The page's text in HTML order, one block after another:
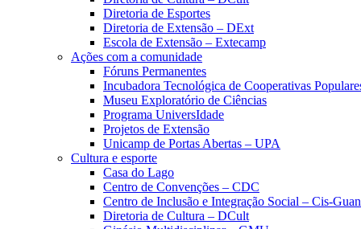
Diretoria de Esportes
Diretoria de Extensão – DExt
Escola de Extensão – Extecamp
Ações com a comunidade
Fóruns Permanentes
Incubadora Tecnológica de Cooperativas
Museu Exploratório de Ciências
Programa UniversIdade
Projetos de Extensão
Unicamp de Portas Abertas – UPA
Cultura e esporte
Casa do Lago
Centro de Convenções – CDC
Centro de Inclusão e Integração Social – Cis-
Diretoria de Cultura – DCult